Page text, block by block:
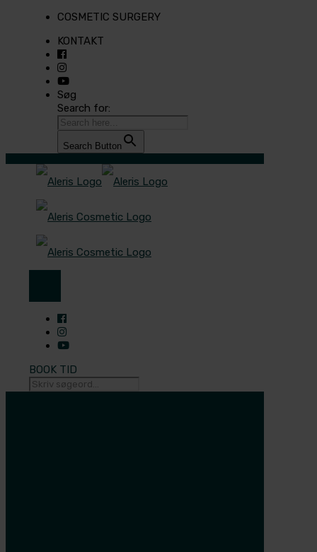
COSMETIC SURGERY
KONTAKT
Søg
Search for:
Search Button
BOOK TID